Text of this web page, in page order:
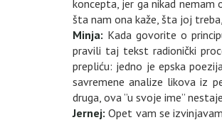
koncepta, jer ga nikad nemam
šta nam ona kaže, šta joj
Minja: Kada govorite o
pravili taj tekst radionički
prepliću: jedno je epska
savremene analize likova iz
druga, ova ”u svoje ime”
Jernej: Opet vam se